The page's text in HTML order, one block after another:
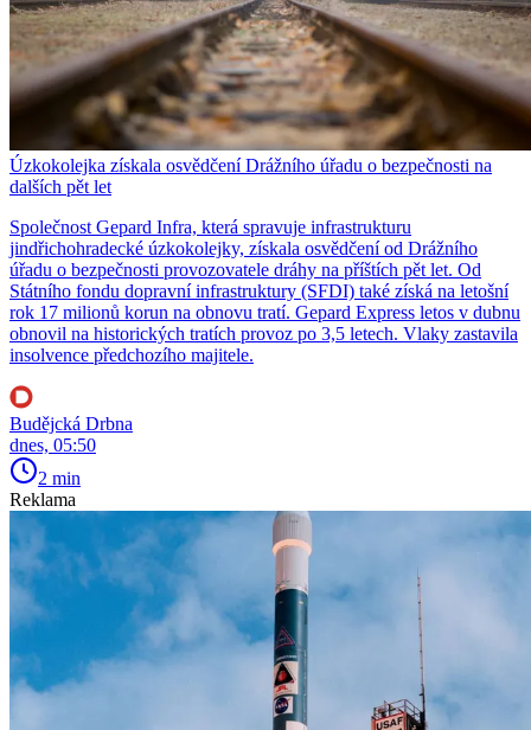
Úzkokolejka získala osvědčení Drážního úřadu o bezpečnosti na
dalších pět let
Společnost Gepard Infra, která spravuje infrastrukturu
jindřichohradecké úzkokolejky, získala osvědčení od Drážního
úřadu o bezpečnosti provozovatele dráhy na příštích pět let. Od
Státního fondu dopravní infrastruktury (SFDI) také získá na letošní
rok 17 milionů korun na obnovu tratí. Gepard Express letos v dubnu
obnovil na historických tratích provoz po 3,5 letech. Vlaky zastavila
insolvence předchozího majitele.
Budějcká Drbna
dnes, 05:50
2 min
Reklama